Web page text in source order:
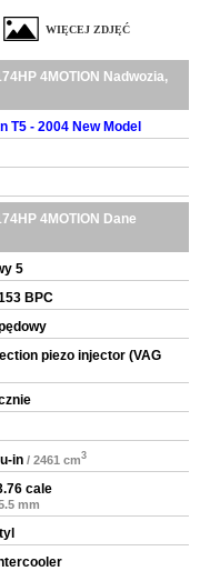
WIĘCEJ ZDJĘĆ
4MOTION Nadwozia,
T5 - 2004 New Model
4MOTION Dane
5
BPC
piezo injector (VAG
in / 2461 cm3
cale
mm